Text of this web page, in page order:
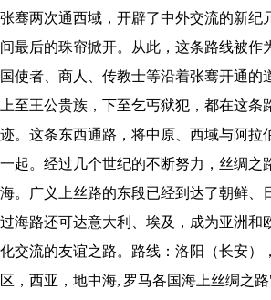
张骞两次通西域，开辟了中外交流的新纪
间最后的珠帘掀开。从此，这条路线被作
国使者、商人、传教士等沿着张骞开通的
上至王公贵族，下至乞丐狱犯，都在这条
迹。这条东西通路，将中原、西域与阿拉
一起。经过几个世纪的不断努力，丝绸之
海。广义上丝路的东段已经到达了朝鲜、
过海路还可达意大利、埃及，成为亚洲和
化交流的友谊之路。路线：洛阳（长安）
区，西亚，地中海, 罗马各国海上丝绸之